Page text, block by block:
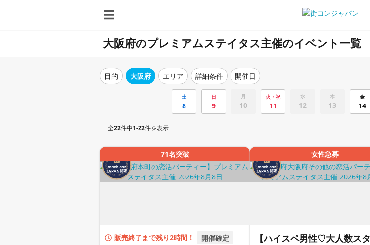
大阪府のプレミアムステイタス主催のイベント一覧
目的 大阪府 エリア 詳細条件 開催日
土
8
日
9
月
10
火・祝
11
水
12
木
13
金
14
全22件中1-22件を表示
71名突破
販売終了まで残り2時間！ 開催確定
女性急募
【ハイスペ男性♡大人数スタ